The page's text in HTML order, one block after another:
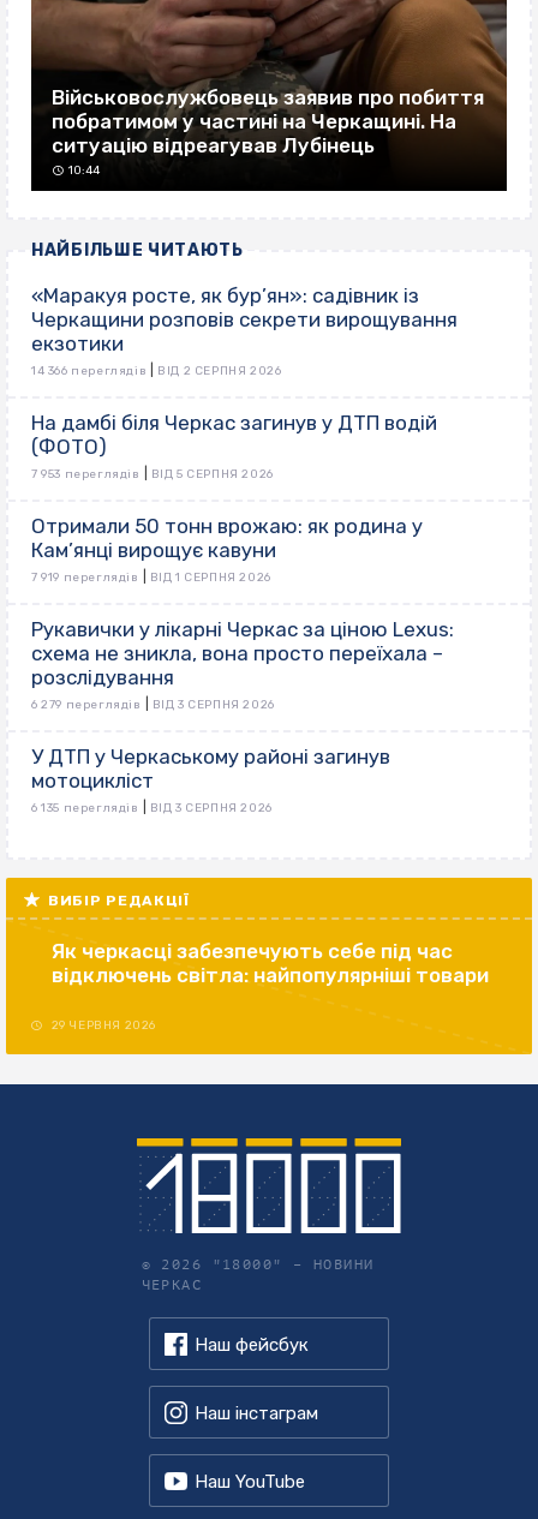
Військовослужбовець заявив про побиття
побратимом у частині на Черкащині. На
ситуацію відреагував Лубінець
10:44
НАЙБІЛЬШЕ ЧИТАЮТЬ
«Маракуя росте, як бур’ян»: садівник із
Черкащини розповів секрети вирощування
екзотики
14 366 переглядів ВІД 2 СЕРПНЯ 2026
На дамбі біля Черкас загинув у ДТП водій
(ФОТО)
7 953 переглядів ВІД 5 СЕРПНЯ 2026
Отримали 50 тонн врожаю: як родина у
Кам’янці вирощує кавуни
7 919 переглядів ВІД 1 СЕРПНЯ 2026
Рукавички у лікарні Черкас за ціною Lexus:
схема не зникла, вона просто переїхала –
розслідування
6 279 переглядів ВІД 3 СЕРПНЯ 2026
У ДТП у Черкаському районі загинув
мотоцикліст
6 135 переглядів ВІД 3 СЕРПНЯ 2026
ВИБІР РЕДАКЦІЇ
Як черкасці забезпечують себе під час
відключень світла: найпопулярніші товари
29 ЧЕРВНЯ 2026
© 2026 "18000" – НОВИНИ
ЧЕРКАС
Наш фейсбук
Наш інстаграм
Наш YouTube